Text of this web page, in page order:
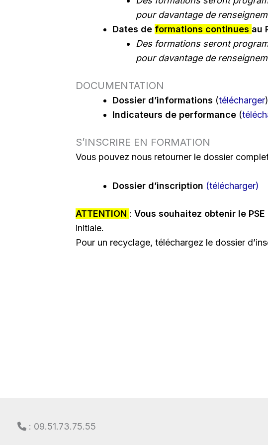
pour davantage de
Dates de formations continues au
Des formations seront
pour davantage de
DOCUMENTATION
Dossier d’informations (télécharger)
Indicateurs de performance (
S’INSCRIRE EN FORMATION
Vous pouvez nous retourner le dossier
Dossier d’inscription (télécharger)
ATTENTION : Vous souhaitez obtenir le
initiale.
Pour un recyclage, téléchargez le dossier
: 09.51.73.75.55